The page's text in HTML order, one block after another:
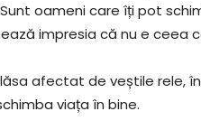
oameni care îți pot
impresia că nu e ceea
afectat de veștile rele,
viața în bine.